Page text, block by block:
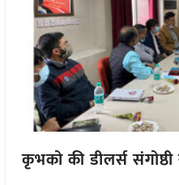
कृभको की डीलर्स संगोष्ठी